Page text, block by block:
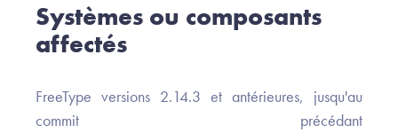
Systèmes ou composants
affectés
FreeType versions 2.14.3 et antérieures, jusqu'au
commit précédant